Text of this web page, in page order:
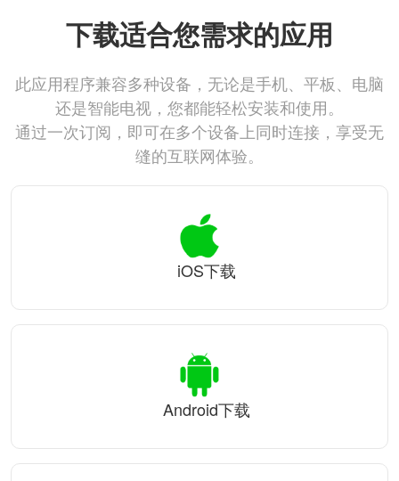
下载适合您需求的应用
此应用程序兼容多种设备，无论是手机、平板、电脑
还是智能电视，您都能轻松安装和使用。
通过一次订阅，即可在多个设备上同时连接，享受无
缝的互联网体验。
iOS下载
Android下载